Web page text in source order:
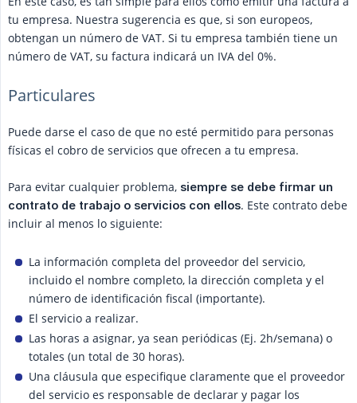
tu empresa. Nuestra sugerencia es que, si son europeos,
obtengan un número de VAT. Si tu empresa también tiene un
número de VAT, su factura indicará un IVA del 0%.
Particulares
Puede darse el caso de que no esté permitido para personas
físicas el cobro de servicios que ofrecen a tu empresa.
Para evitar cualquier problema, siempre se debe firmar un
contrato de trabajo o servicios con ellos. Este contrato debe
incluir al menos lo siguiente:
La información completa del proveedor del servicio,
incluido el nombre completo, la dirección completa y el
número de identificación fiscal (importante).
El servicio a realizar.
Las horas a asignar, ya sean periódicas (Ej. 2h/semana) o
totales (un total de 30 horas).
Una cláusula que especifique claramente que el proveedor
del servicio es responsable de declarar y pagar los